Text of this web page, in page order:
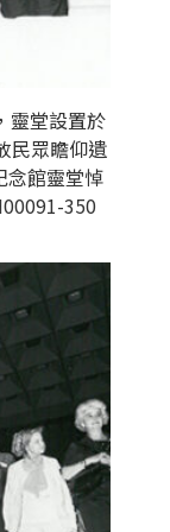
靈堂設置於
民眾瞻仰遺
念館靈堂悼
350